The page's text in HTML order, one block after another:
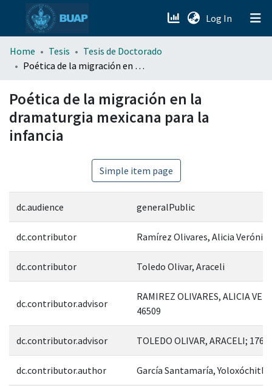
Log In (current)
menu.section.about_menu
Home Tesis
Tesis de Doctorado
Poética de la migración en la dramaturgia mexicana para la infancia
Poética de la migración en la
dramaturgia mexicana para la
infancia
Simple item page
dc.audience generalPublic
dc.contributor Ramírez Olivares, Alicia Verónica
dc.contributor Toledo Olivar, Araceli
dc.contributor.advisor
RAMIREZ OLIVARES, ALICIA
46509
dc.contributor.advisor TOLEDO OLIVAR, ARACELI;
dc.contributor.author García Santamaría, Yoloxóchitl